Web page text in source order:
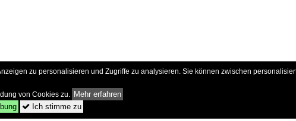
zu personalisieren und Zugriffe zu analysieren. Sie können zwischen
von Cookies zu. Mehr erfahren
 Ich stimme zu